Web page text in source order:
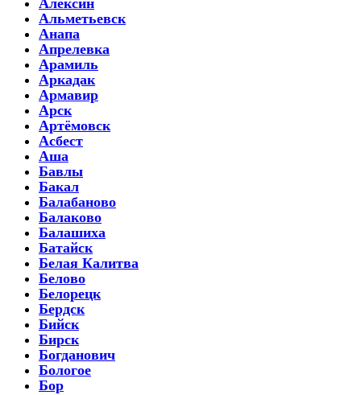
Альметьевск
Анапа
Апрелевка
Арамиль
Аркадак
Армавир
Арск
Артёмовск
Асбест
Аша
Бавлы
Бакал
Балабаново
Балаково
Балашиха
Батайск
Белая Калитва
Белово
Белорецк
Бердск
Бийск
Бирск
Богданович
Бологое
Бор